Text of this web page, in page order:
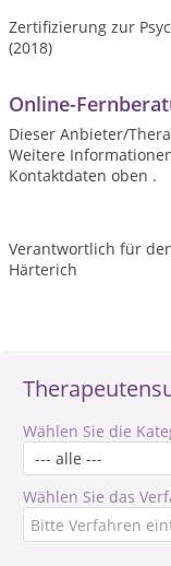
Wählen Sie die
Wählen Sie das
Zertifizierung zur
(2018)
Online-
Dieser Anbieter/
Weitere
Kontaktdaten oben .
Verantwortlich für
Härterich